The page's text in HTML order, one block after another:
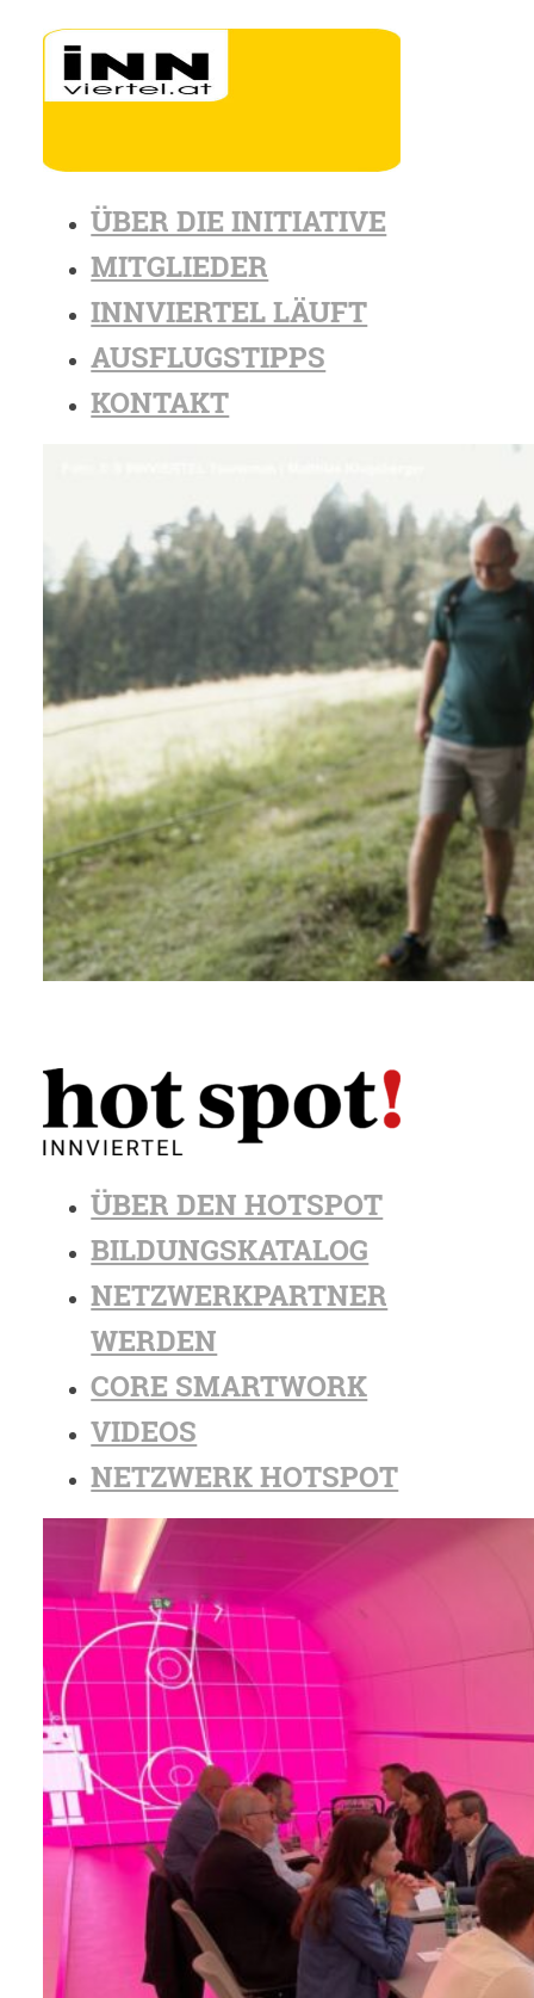
ÜBER DIE INITIATIVE
MITGLIEDER
INNVIERTEL LÄUFT
AUSFLUGSTIPPS
KONTAKT
ÜBER DEN HOTSPOT
BILDUNGSKATALOG
NETZWERKPARTNER
WERDEN
CORE SMARTWORK
VIDEOS
NETZWERK HOTSPOT